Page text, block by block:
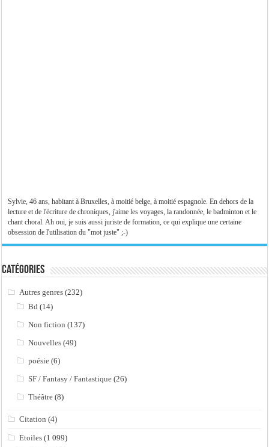
Sylvie, 46 ans, habitant à Bruxelles, à moitié belge, à moitié espagnole. En dehors de la
lecture et de l'écriture de chroniques, j'aime les voyages, la randonnée, le badminton et le
chant choral. Ah oui, je suis aussi juriste de formation, ce qui explique une certaine
obsession de l'utilisation du "mot juste" ;-)
Catégories
Autres genres (232)
Bd (14)
Non fiction (137)
Nouvelles (49)
poésie (6)
SF / Fantasy / Fantastique (26)
Théâtre (8)
Citation (4)
Etoiles (1 099)